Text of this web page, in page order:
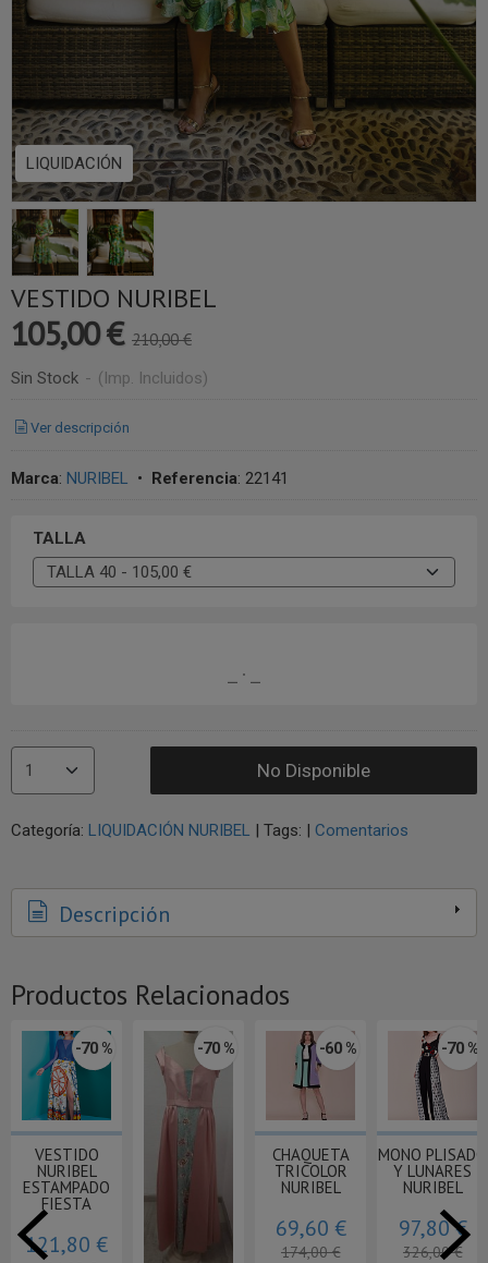
LIQUIDACIÓN
VESTIDO NURIBEL
105,00 € 210,00 €
Sin Stock - (Imp. Incluidos)
Ver descripción
Marca: NURIBEL • Referencia: 22141
TALLA
No Disponible
Categoría: LIQUIDACIÓN NURIBEL Tags: Comentarios
Descripción
Productos Relacionados
-60 %
VESTIDO
TRICOLOR
NURIBEL
192,00 €
-60 %
VESTIDO
PUNTO
60,00 €
-50 %
PANTALÓN
POLIPIEL
NURIBEL
33,50 €
67,00 €
-60
MONO
EN RASO
67,20 €
168,00 €